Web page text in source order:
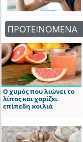
ΠΡΟΤΕΙΝΟΜΕΝΑ
Ο χυμός που λιώνει το
λίπος και χαρίζει
επίπεδη κοιλιά